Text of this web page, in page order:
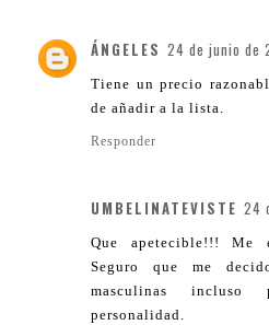
ÁNGELES 24 de junio de
Tiene un precio
de añadir a la lista.
Responder
UMBELINATEVISTE 24
Que apetecible!!! Me
Seguro que me
masculinas incluso
personalidad.